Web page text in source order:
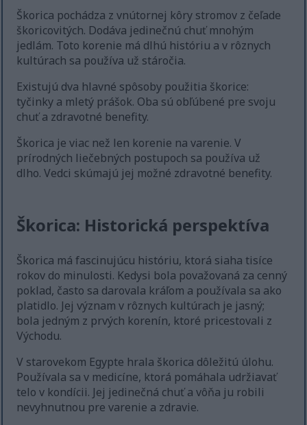
Škorica pochádza z vnútornej kôry stromov z čeľade
škoricovitých. Dodáva jedinečnú chuť mnohým
jedlám. Toto korenie má dlhú históriu a v rôznych
kultúrach sa používa už stáročia.
Existujú dva hlavné spôsoby použitia škorice:
tyčinky a mletý prášok. Oba sú obľúbené pre svoju
chuť a zdravotné benefity.
Škorica je viac než len korenie na varenie. V
prírodných liečebných postupoch sa používa už
dlho. Vedci skúmajú jej možné zdravotné benefity.
Škorica: Historická perspektíva
Škorica má fascinujúcu históriu, ktorá siaha tisíce
rokov do minulosti. Kedysi bola považovaná za cenný
poklad, často sa darovala kráľom a používala sa ako
platidlo. Jej význam v rôznych kultúrach je jasný;
bola jedným z prvých korenín, ktoré pricestovali z
Východu.
V starovekom Egypte hrala škorica dôležitú úlohu.
Používala sa v medicíne, ktorá pomáhala udržiavať
telo v kondícii. Jej jedinečná chuť a vôňa ju robili
nevyhnutnou pre varenie a zdravie.